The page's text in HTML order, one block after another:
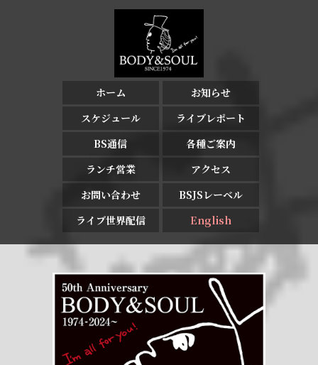
ホーム
お知らせ
スケジュール
ライブレポート
BS通信
各種ご案内
ランチ営業
アクセス
お問い合わせ
BSJSレーベル
ライブ世界配信
English